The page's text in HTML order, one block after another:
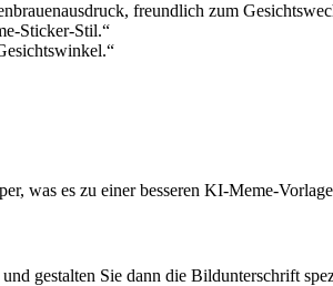
freundlich zum
Sticker-Stil.“
was es zu einer besseren KI-Meme-
gestalten Sie dann die Bildunterschrift